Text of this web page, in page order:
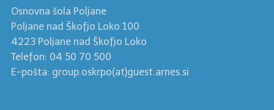
Osnovna šola Poljane
Poljane nad Škofjo Loko 100
4223 Poljane nad Škofjo Loko
Telefon: 04 50 70 500
E-pošta: group.oskrpo(at)guest.arnes.si